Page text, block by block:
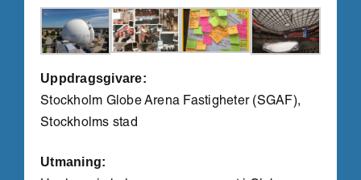
Uppdragsgivare:
Stockholm Globe Arena Fastigheter (SGAF),
Stockholms stad
Utmaning: